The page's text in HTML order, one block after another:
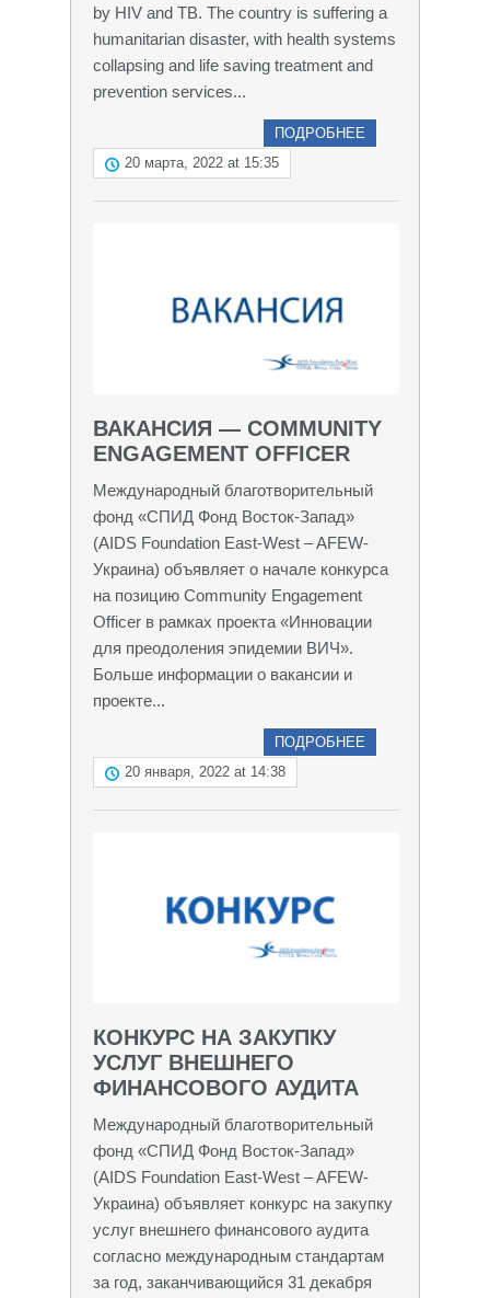
by HIV and TB. The country is suffering a
humanitarian disaster, with health systems
collapsing and life saving treatment and
prevention services...
ПОДРОБНЕЕ
20 марта, 2022 at 15:35
ВАКАНСИЯ — COMMUNITY
ENGAGEMENT OFFICER
Международный благотворительный
фонд «СПИД Фонд Восток-Запад»
(AIDS Foundation East-West – AFEW-
Украина) объявляет о начале конкурса
на позицию Community Engagement
Officer в рамках проекта «Инновации
для преодоления эпидемии ВИЧ».
Больше информации о вакансии и
проекте...
ПОДРОБНЕЕ
20 января, 2022 at 14:38
КОНКУРС НА ЗАКУПКУ
УСЛУГ ВНЕШНЕГО
ФИНАНСОВОГО АУДИТА
Международный благотворительный
фонд «СПИД Фонд Восток-Запад»
(AIDS Foundation East-West – AFEW-
Украина) объявляет конкурс на закупку
услуг внешнего финансового аудита
согласно международным стандартам
за год, заканчивающийся 31 декабря